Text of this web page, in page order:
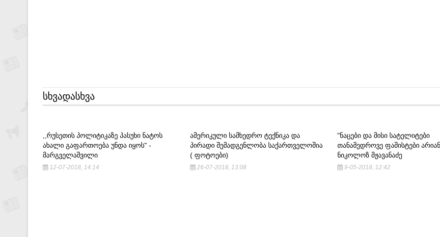
ᲡᲮᲕᲐᲓᲐᲡᲮᲕᲐ
,,ᲠᲣᲡᲔᲗᲘᲡ ᲞᲝᲚᲘᲢᲘᲙᲐᲖᲔ ᲞᲐᲡᲣᲮᲘ ᲜᲐᲢᲝᲡ
ᲐᲮᲐᲚᲘ ᲒᲐᲤᲐᲠᲗᲝᲔᲑᲐ ᲣᲜᲓᲐ ᲘᲧᲝᲡ" -
ᲛᲐᲠᲒᲕᲔᲚᲐᲨᲕᲘᲚᲘ
12-07-2018, 14:14
ᲐᲛᲔᲠᲘᲙᲣᲚᲘ ᲡᲐᲛᲮᲔᲓᲠᲝ ᲢᲔᲥᲜᲘᲙᲐ ᲓᲐ
ᲞᲘᲠᲐᲓᲘ ᲨᲔᲛᲐᲓᲒᲔᲜᲚᲝᲑᲐ ᲡᲐᲥᲐᲠᲗᲕᲔᲚᲝᲨᲘᲐ
( ᲤᲝᲢᲝᲔᲑᲘ)
26-07-2018, 13:08
"ᲜᲐᲪᲔᲑᲘ ᲓᲐ ᲛᲘᲡᲘ ᲡᲐᲢᲔᲚᲘᲢᲔᲑᲘ
ᲗᲐᲜᲐᲛᲔᲓᲠᲝᲕᲔ ᲤᲐᲨᲘᲡᲢᲔᲑᲘ
ᲜᲘᲙᲝᲚᲝᲖ ᲛᲟᲐᲕᲐᲜᲐᲫᲔ
9-05-2018, 12:42